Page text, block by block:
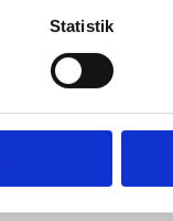
Statistik